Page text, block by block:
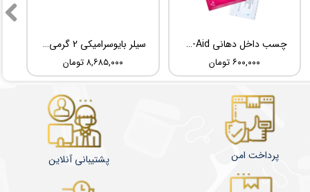
سیلر بایوسرامیکی 2 گرمی Root Dental Medical C-Root SP
۸,۶۸۵,۰۰۰ تومان
چسب داخل دهانی TBM Ora-Aid
۶۰۰,۰۰۰ تومان
پشتیبانی آنلاین پرداخت امن